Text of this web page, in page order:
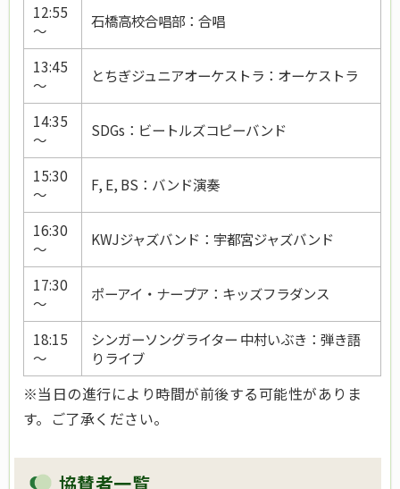
12:55
～
石橋高校合唱部：合唱
13:45
～
とちぎジュニアオーケストラ：オーケストラ
14:35
～
SDGs：ビートルズコピーバンド
15:30
～
F, E, BS：バンド演奏
16:30
～
KWJジャズバンド：宇都宮ジャズバンド
17:30
～
ポーアイ・ナープア：キッズフラダンス
18:15
～
シンガーソングライター 中村いぶき：弾き語
りライブ
※当日の進行により時間が前後する可能性がありま
す。ご了承ください。
協賛者一覧